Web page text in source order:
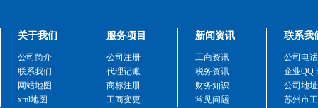
关于我们
公司简介
联系我们
网站地图
xml地图
服务项目
公司注册
代理记账
商标注册
工商变更
新闻资讯
工商资讯
税务资讯
财务知识
常见问题
联系我
公司电
企业QQ
公司地
苏州市